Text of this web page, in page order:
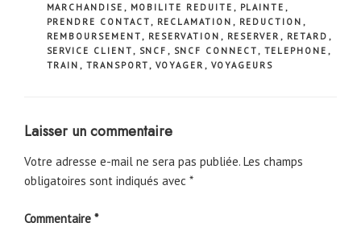
MARCHANDISE , MOBILITE REDUITE , PLAINTE ,
PRENDRE CONTACT , RECLAMATION , REDUCTION ,
REMBOURSEMENT , RESERVATION , RESERVER , RETARD ,
SERVICE CLIENT , SNCF , SNCF CONNECT , TELEPHONE ,
TRAIN , TRANSPORT , VOYAGER , VOYAGEURS
Laisser un commentaire
Votre adresse e-mail ne sera pas publiée. Les champs
obligatoires sont indiqués avec *
Commentaire *